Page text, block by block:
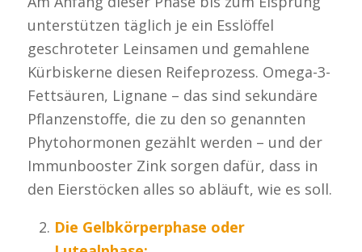
unterstützen täglich je ein Esslöffel
geschroteter Leinsamen und gemahlene
Kürbiskerne diesen Reifeprozess. Omega-3-
Fettsäuren, Lignane – das sind sekundäre
Pflanzenstoffe, die zu den so genannten
Phytohormonen gezählt werden – und der
Immunbooster Zink sorgen dafür, dass in
den Eierstöcken alles so abläuft, wie es soll.
Die Gelbkörperphase oder